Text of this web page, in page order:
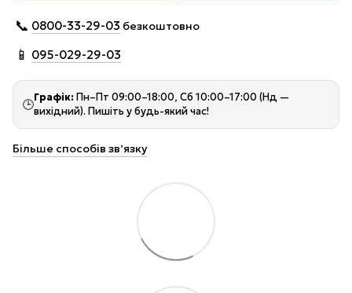
📞 0800-33-29-03 безкоштовно
📱 095-029-29-03
🕒
Графік: Пн–Пт 09:00–18:00, Сб 10:00–17:00 (Нд —
вихідний). Пишіть у будь-який час!
Більше способів звʼязку